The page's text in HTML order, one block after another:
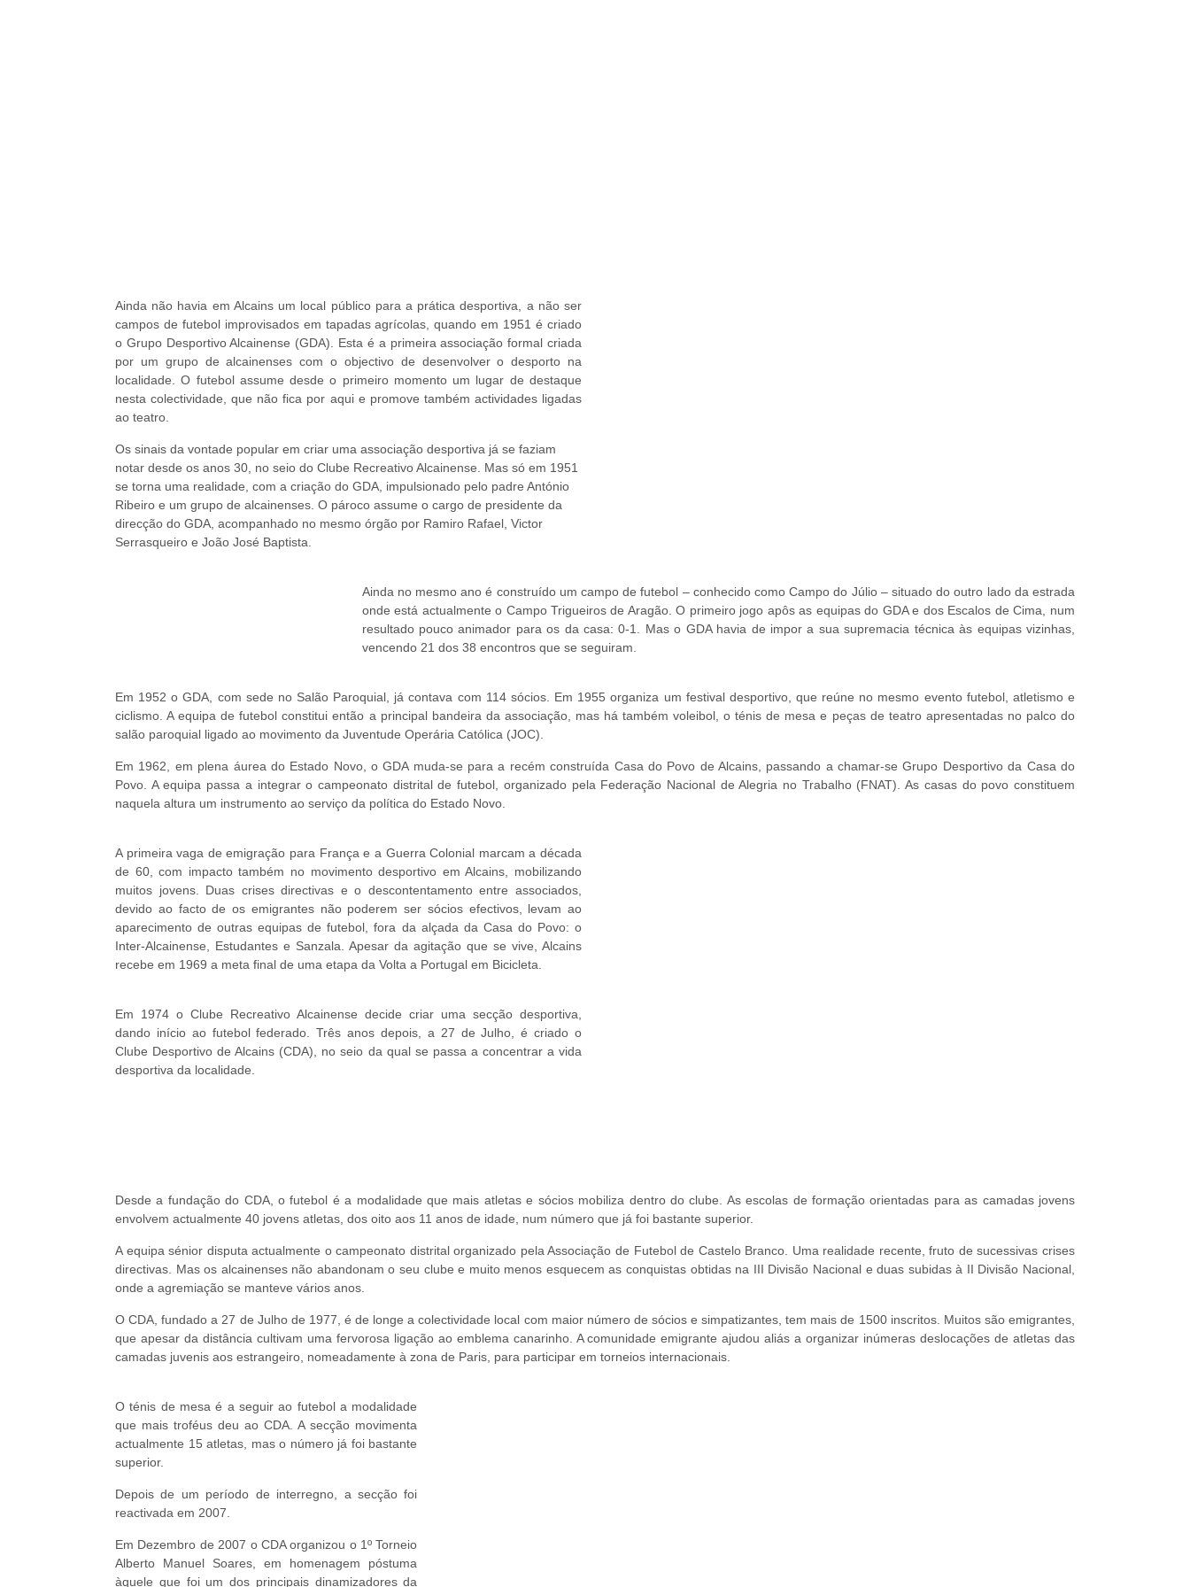
Ainda não havia em Alcains um local público para a prática desportiva, a não ser
campos de futebol improvisados em tapadas agrícolas, quando em 1951 é criado
o Grupo Desportivo Alcainense (GDA). Esta é a primeira associação formal criada
por um grupo de alcainenses com o objectivo de desenvolver o desporto na
localidade. O futebol assume desde o primeiro momento um lugar de destaque
nesta colectividade, que não fica por aqui e promove também actividades ligadas
ao teatro.
Os sinais da vontade popular em criar uma associação desportiva já se faziam
notar desde os anos 30, no seio do Clube Recreativo Alcainense. Mas só em 1951
se torna uma realidade, com a criação do GDA, impulsionado pelo padre António
Ribeiro e um grupo de alcainenses. O pároco assume o cargo de presidente da
direcção do GDA, acompanhado no mesmo órgão por Ramiro Rafael, Victor
Serrasqueiro e João José Baptista.
Ainda no mesmo ano é construído um campo de futebol – conhecido como Campo do Júlio – situado do outro lado da estrada
onde está actualmente o Campo Trigueiros de Aragão. O primeiro jogo apôs as equipas do GDA e dos Escalos de Cima, num
resultado pouco animador para os da casa: 0-1. Mas o GDA havia de impor a sua supremacia técnica às equipas vizinhas,
vencendo 21 dos 38 encontros que se seguiram.
Em 1952 o GDA, com sede no Salão Paroquial, já contava com 114 sócios. Em 1955 organiza um festival desportivo, que reúne no mesmo evento futebol, atletismo e
ciclismo. A equipa de futebol constitui então a principal bandeira da associação, mas há também voleibol, o ténis de mesa e peças de teatro apresentadas no palco do
salão paroquial ligado ao movimento da Juventude Operária Católica (JOC).
Em 1962, em plena áurea do Estado Novo, o GDA muda-se para a recém construída Casa do Povo de Alcains, passando a chamar-se Grupo Desportivo da Casa do
Povo. A equipa passa a integrar o campeonato distrital de futebol, organizado pela Federação Nacional de Alegria no Trabalho (FNAT). As casas do povo constituem
naquela altura um instrumento ao serviço da política do Estado Novo.
A primeira vaga de emigração para França e a Guerra Colonial marcam a década
de 60, com impacto também no movimento desportivo em Alcains, mobilizando
muitos jovens. Duas crises directivas e o descontentamento entre associados,
devido ao facto de os emigrantes não poderem ser sócios efectivos, levam ao
aparecimento de outras equipas de futebol, fora da alçada da Casa do Povo: o
Inter-Alcainense, Estudantes e Sanzala. Apesar da agitação que se vive, Alcains
recebe em 1969 a meta final de uma etapa da Volta a Portugal em Bicicleta.
Em 1974 o Clube Recreativo Alcainense decide criar uma secção desportiva,
dando início ao futebol federado. Três anos depois, a 27 de Julho, é criado o
Clube Desportivo de Alcains (CDA), no seio da qual se passa a concentrar a vida
desportiva da localidade.
Desde a fundação do CDA, o futebol é a modalidade que mais atletas e sócios mobiliza dentro do clube. As escolas de formação orientadas para as camadas jovens
envolvem actualmente 40 jovens atletas, dos oito aos 11 anos de idade, num número que já foi bastante superior.
A equipa sénior disputa actualmente o campeonato distrital organizado pela Associação de Futebol de Castelo Branco. Uma realidade recente, fruto de sucessivas crises
directivas. Mas os alcainenses não abandonam o seu clube e muito menos esquecem as conquistas obtidas na III Divisão Nacional e duas subidas à II Divisão Nacional,
onde a agremiação se manteve vários anos.
O CDA, fundado a 27 de Julho de 1977, é de longe a colectividade local com maior número de sócios e simpatizantes, tem mais de 1500 inscritos. Muitos são emigrantes,
que apesar da distância cultivam uma fervorosa ligação ao emblema canarinho. A comunidade emigrante ajudou aliás a organizar inúmeras deslocações de atletas das
camadas juvenis aos estrangeiro, nomeadamente à zona de Paris, para participar em torneios internacionais.
O ténis de mesa é a seguir ao futebol a modalidade
que mais troféus deu ao CDA. A secção movimenta
actualmente 15 atletas, mas o número já foi bastante
superior.
Depois de um período de interregno, a secção foi
reactivada em 2007.
Em Dezembro de 2007 o CDA organizou o 1º Torneio
Alberto Manuel Soares, em homenagem póstuma
àquele que foi um dos principais dinamizadores da